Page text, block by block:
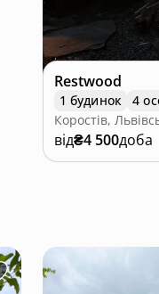
Restwood
1 будинок
4
Коростів,
від₴4 500доба